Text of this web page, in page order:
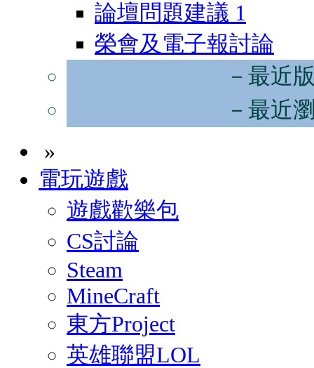
論壇問題建議 1
榮會及電子報討論
－最近
－最近
»
電玩遊戲
遊戲歡樂包
CS討論
Steam
MineCraft
東方Project
英雄聯盟LOL